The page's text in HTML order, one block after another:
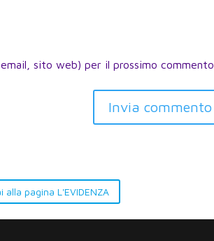
sito web) per il prossimo commento.
Invia commento
alla pagina L'EVIDENZA